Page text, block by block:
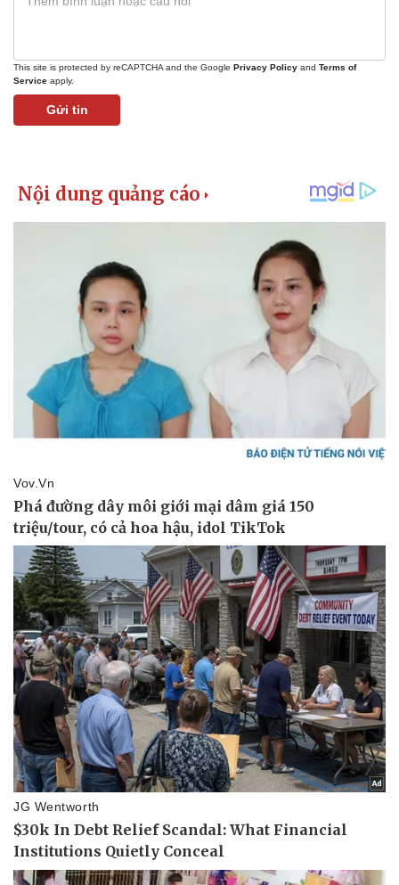
Pháp luật
Vụ án
Tin nóng
Tư vấn luật
Quân sự - Quốc phòng
Vũ khí
Việt Nam
Phân tích
This site is protected by reCAPTCHA and the Google Privacy Policy and Terms of
Service apply.
Gửi tin